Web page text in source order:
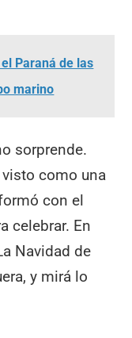
Paraná de las
marino
sorprende.
como una
con el
celebrar. En
Navidad de
y mirá lo